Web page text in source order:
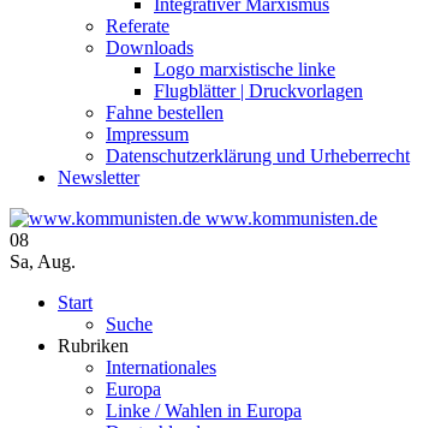
Referate
Downloads
Logo marxistische linke
Flugblätter | Druckvorlagen
Fahne bestellen
Impressum
Datenschutzerklärung und Urheberrecht
Newsletter
www.kommunisten.de
08
Sa, Aug.
Start
Suche
Rubriken
Internationales
Europa
Linke / Wahlen in Europa